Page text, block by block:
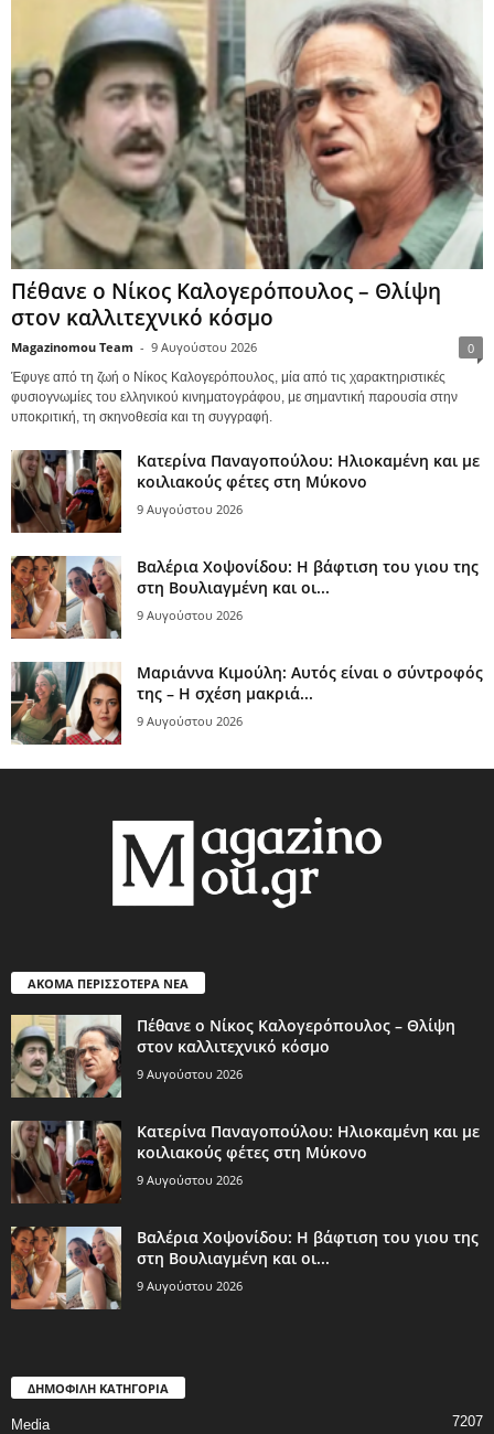
Πέθανε ο Νίκος Καλογερόπουλος – Θλίψη
στον καλλιτεχνικό κόσμο
Magazinomou Team - 9 Αυγούστου 2026 0
Έφυγε από τη ζωή ο Νίκος Καλογερόπουλος, μία από τις χαρακτηριστικές
φυσιογνωμίες του ελληνικού κινηματογράφου, με σημαντική παρουσία στην
υποκριτική, τη σκηνοθεσία και τη συγγραφή.
Κατερίνα Παναγοπούλου: Ηλιοκαμένη και με
κοιλιακούς φέτες στη Μύκονο
9 Αυγούστου 2026
Βαλέρια Χοψονίδου: Η βάφτιση του γιου της
στη Βουλιαγμένη και οι...
9 Αυγούστου 2026
Μαριάννα Κιμούλη: Αυτός είναι ο σύντροφός
της – Η σχέση μακριά...
9 Αυγούστου 2026
ΑΚΟΜΑ ΠΕΡΙΣΣΟΤΕΡΑ ΝΕΑ
Πέθανε ο Νίκος Καλογερόπουλος – Θλίψη
στον καλλιτεχνικό κόσμο
9 Αυγούστου 2026
Κατερίνα Παναγοπούλου: Ηλιοκαμένη και με
κοιλιακούς φέτες στη Μύκονο
9 Αυγούστου 2026
Βαλέρια Χοψονίδου: Η βάφτιση του γιου της
στη Βουλιαγμένη και οι...
9 Αυγούστου 2026
ΔΗΜΟΦΙΛΗ ΚΑΤΗΓΟΡΙΑ
Media 7207